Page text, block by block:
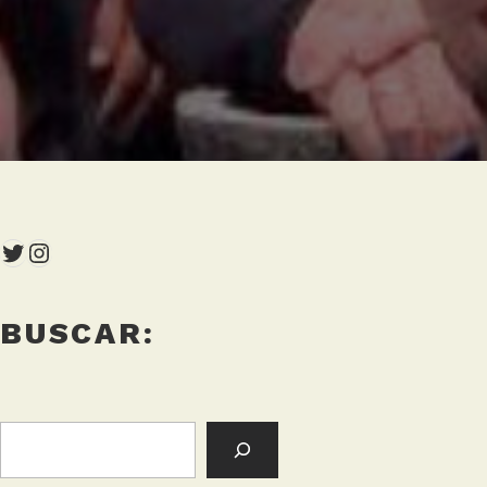
Twitter
Instagram
BUSCAR: